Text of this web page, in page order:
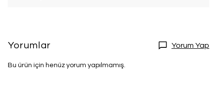
Yorumlar Yorum Yap
Bu ürün için henüz yorum yapılmamış.